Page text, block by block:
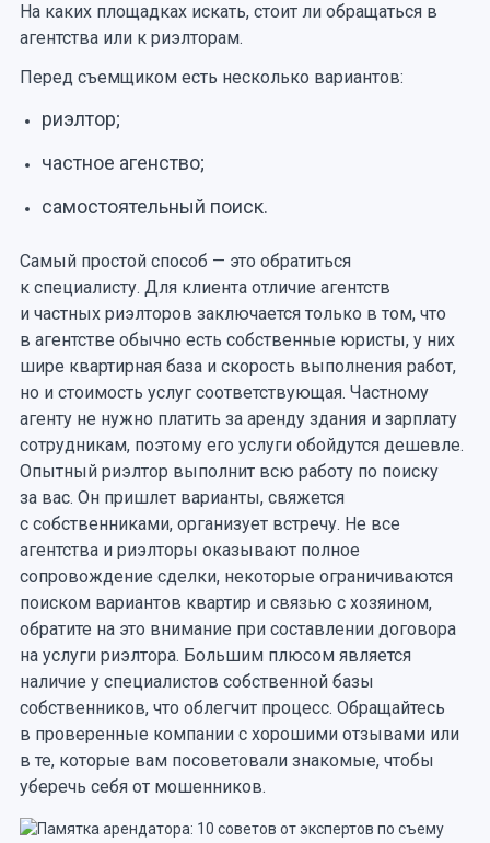
На каких площадках искать, стоит ли обращаться в
агентства или к риэлторам.
Перед съемщиком есть несколько вариантов:
риэлтор;
частное агенство;
самостоятельный поиск.
Самый простой способ — это обратиться
к специалисту. Для клиента отличие агентств
и частных риэлторов заключается только в том, что
в агентстве обычно есть собственные юристы, у них
шире квартирная база и скорость выполнения работ,
но и стоимость услуг соответствующая. Частному
агенту не нужно платить за аренду здания и зарплату
сотрудникам, поэтому его услуги обойдутся дешевле.
Опытный риэлтор выполнит всю работу по поиску
за вас. Он пришлет варианты, свяжется
с собственниками, организует встречу. Не все
агентства и риэлторы оказывают полное
сопровождение сделки, некоторые ограничиваются
поиском вариантов квартир и связью с хозяином,
обратите на это внимание при составлении договора
на услуги риэлтора. Большим плюсом является
наличие у специалистов собственной базы
собственников, что облегчит процесс. Обращайтесь
в проверенные компании с хорошими отзывами или
в те, которые вам посоветовали знакомые, чтобы
уберечь себя от мошенников.